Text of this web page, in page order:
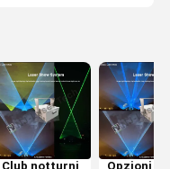
Club notturni
Opzioni di